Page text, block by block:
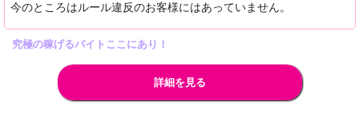
今のところはルール違反のお客様にはあっていません。
究極の稼げるバイトここにあり！
詳細を見る